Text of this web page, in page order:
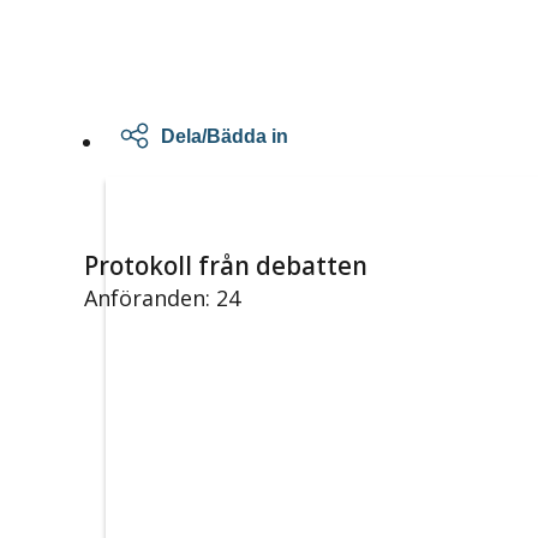
Dela/Bädda in
Protokoll från debatten
Anföranden: 24